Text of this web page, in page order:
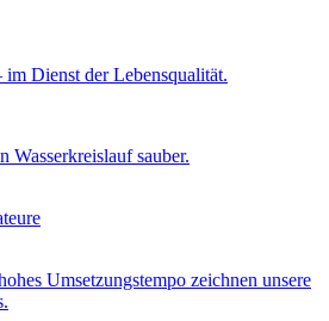
im Dienst der Lebensqualität.
Wasserkreislauf sauber.
Umsetzungstempo zeichnen unsere